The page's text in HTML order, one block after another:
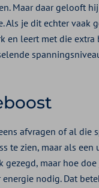
Maar daar gelooft
je dit echter vaak
en leert met die
afvragen of al die
te zien, maar als een
maar hoe doe
nodig. Dat